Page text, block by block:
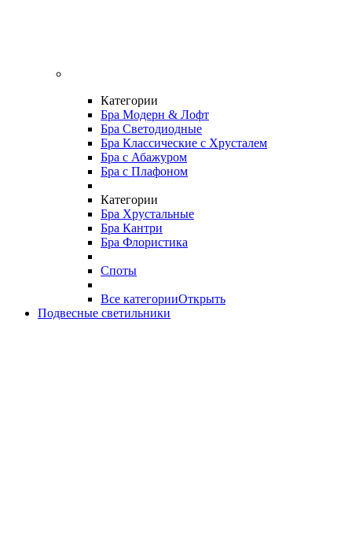
Категории
Бра Модерн & Лофт
Бра Светодиодные
Бра Классические с Хрусталем
Бра с Абажуром
Бра с Плафоном
Категории
Бра Хрустальные
Бра Кантри
Бра Флористика
Споты
Все категорииОткрыть
Подвесные светильники